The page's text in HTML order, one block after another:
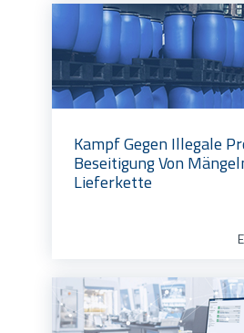
Kampf Gegen Illegale
Beseitigung Von
Lieferkette